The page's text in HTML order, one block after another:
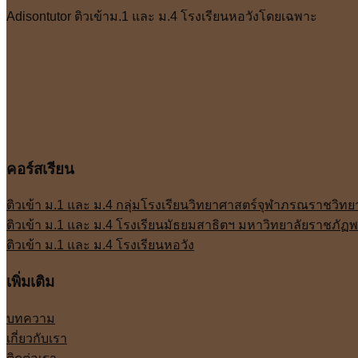
Adisontutor ติวเข้าม.1 และ ม.4 โรงเรียนหอวังโดยเฉพาะ
คอร์สเรียน
ติวเข้า ม.1 และ ม.4 กลุ่มโรงเรียนวิทยาศาสตร์จุฬาภรณราชวิทย
ติวเข้า ม.1 และ ม.4 โรงเรียนมัธยมสาธิตฯ มหาวิทยาลัยราชภัฏ
ติวเข้า ม.1 และ ม.4 โรงเรียนหอวัง
เพิ่มเติม
บทความ
เกี่ยวกับเรา